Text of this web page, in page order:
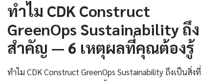
ทำไม CDK Construct
GreenOps Sustainability ถึง
สำคัญ — 6 เหตุผลที่คุณต้องรู้
ทำไม CDK Construct GreenOps Sustainability ถึงเป็นสิ่งที่